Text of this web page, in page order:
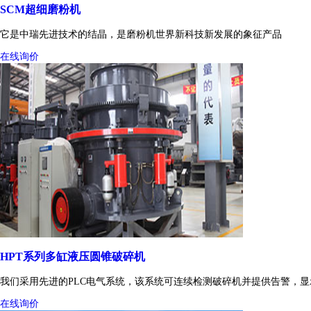
SCM超细磨粉机
它是中瑞先进技术的结晶，是磨粉机世界新科技新发展的象征产品
在线询价
HPT系列多缸液压圆锥破碎机
我们采用先进的PLC电气系统，该系统可连续检测破碎机并提供告警，
在线询价